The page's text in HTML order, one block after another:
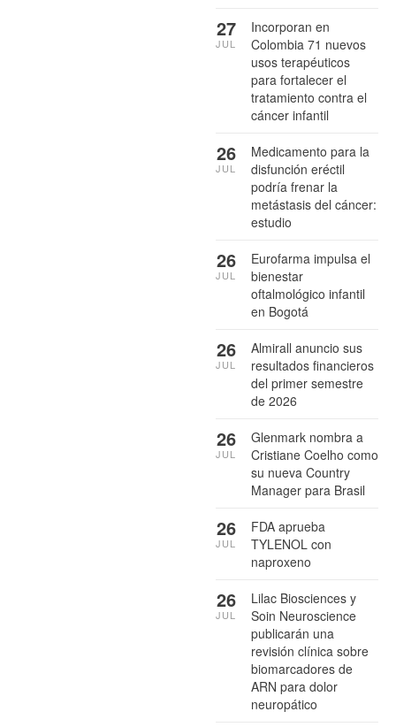
Incorporan en
Colombia 71 nuevos
usos terapéuticos
para fortalecer el
tratamiento contra el
cáncer infantil
27
JUL
Medicamento para la
disfunción eréctil
podría frenar la
metástasis del cáncer:
estudio
26
JUL
Eurofarma impulsa el
bienestar
oftalmológico infantil
en Bogotá
26
JUL
Almirall anuncio sus
resultados financieros
del primer semestre
de 2026
26
JUL
Glenmark nombra a
Cristiane Coelho como
su nueva Country
Manager para Brasil
26
JUL
FDA aprueba
TYLENOL con
naproxeno
26
JUL
Lilac Biosciences y
Soin Neuroscience
publicarán una
revisión clínica sobre
biomarcadores de
ARN para dolor
neuropático
26
JUL